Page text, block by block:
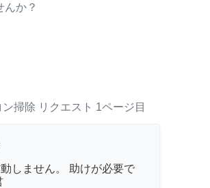
か？
ン掃除 リクエスト 1ページ目
しません。 助けが必要で